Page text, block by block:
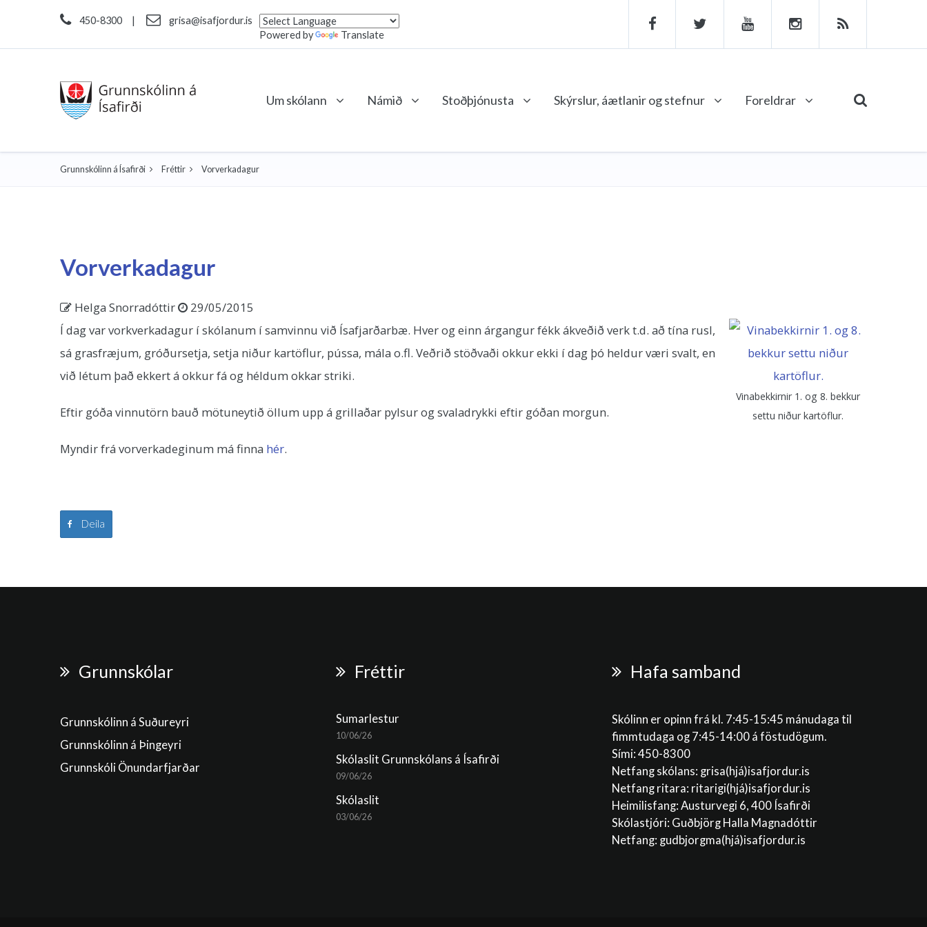
450-8300 |
grisa@isafjordur.is
Powered by
Translate
Um skólann Námið Stoðþjónusta Skýrslur, áætlanir og stefnur Foreldrar
Grunnskólinn á Ísafirði Fréttir Vorverkadagur
Vorverkadagur
Helga Snorradóttir 29/05/2015
Vinabekkirnir 1. og 8. bekkur
settu niður kartöflur.
Í dag var vorkverkadagur í skólanum í samvinnu við Ísafjarðarbæ. Hver og einn árgangur fékk ákveðið verk t.d. að tína rusl,
sá grasfræjum, gróðursetja, setja niður kartöflur, pússa, mála o.fl. Veðrið stöðvaði okkur ekki í dag þó heldur væri svalt, en
við létum það ekkert á okkur fá og héldum okkar striki.
Eftir góða vinnutörn bauð mötuneytið öllum upp á grillaðar pylsur og svaladrykki eftir góðan morgun.
Myndir frá vorverkadeginum má finna hér.
Deila
Grunnskólar
Grunnskólinn á Suðureyri
Grunnskólinn á Þingeyri
Grunnskóli Önundarfjarðar
Fréttir
Sumarlestur
10/06/26
Skólaslit Grunnskólans á Ísafirði
09/06/26
Skólaslit
03/06/26
Hafa samband
Skólinn er opinn frá kl. 7:45-15:45 mánudaga til
fimmtudaga og 7:45-14:00 á föstudögum.
Sími: 450-8300
Netfang skólans: grisa(hjá)isafjordur.is
Netfang ritara: ritarigi(hjá)isafjordur.is
Heimilisfang: Austurvegi 6, 400 Ísafirði
Skólastjóri: Guðbjörg Halla Magnadóttir
Netfang: gudbjorgma(hjá)isafjordur.is